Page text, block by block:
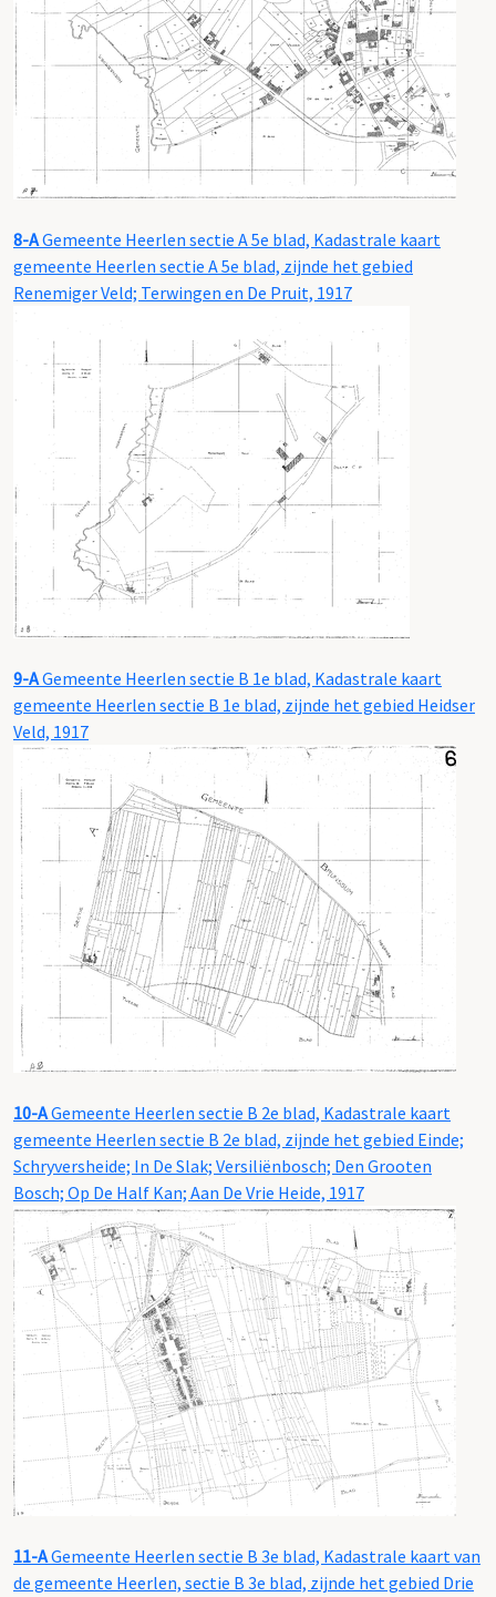
8-AGemeente Heerlen sectie A 5e blad, Kadastrale kaart
gemeente Heerlen sectie A 5e blad, zijnde het gebied
Renemiger Veld; Terwingen en De Pruit, 1917
9-AGemeente Heerlen sectie B 1e blad, Kadastrale kaart
gemeente Heerlen sectie B 1e blad, zijnde het gebied Heidser
Veld, 1917
10-AGemeente Heerlen sectie B 2e blad, Kadastrale kaart
gemeente Heerlen sectie B 2e blad, zijnde het gebied Einde;
Schryversheide; In De Slak; Versiliënbosch; Den Grooten
Bosch; Op De Half Kan; Aan De Vrie Heide, 1917
11-AGemeente Heerlen sectie B 3e blad, Kadastrale kaart van
de gemeente Heerlen, sectie B 3e blad, zijnde het gebied Drie